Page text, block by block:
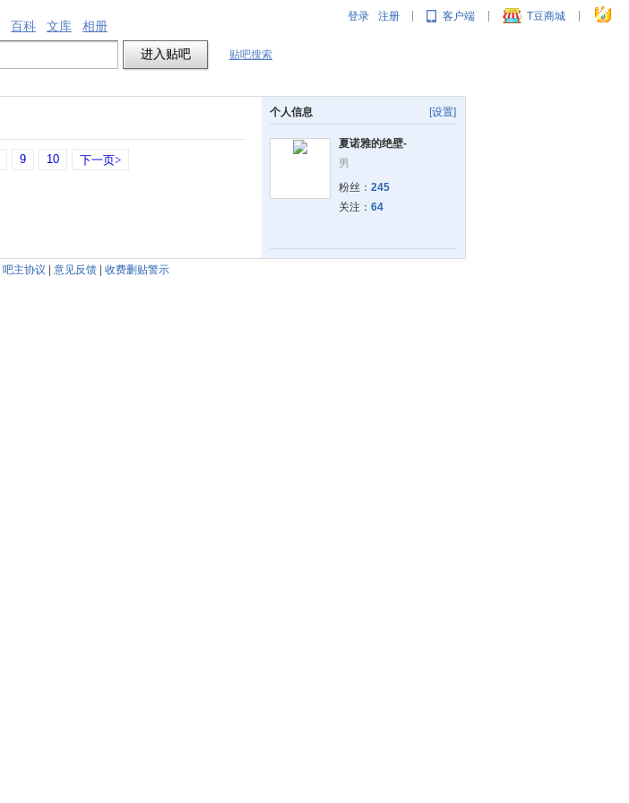
登录 注册 | 客户端 | T豆商城 |
百科 文库 相册
贴吧搜索
9 10 下一页>
[设置]
个人信息
夏诺雅的绝壁-
男
粉丝： 245
关注： 64
吧主协议 | 意见反馈 | 收费删贴警示